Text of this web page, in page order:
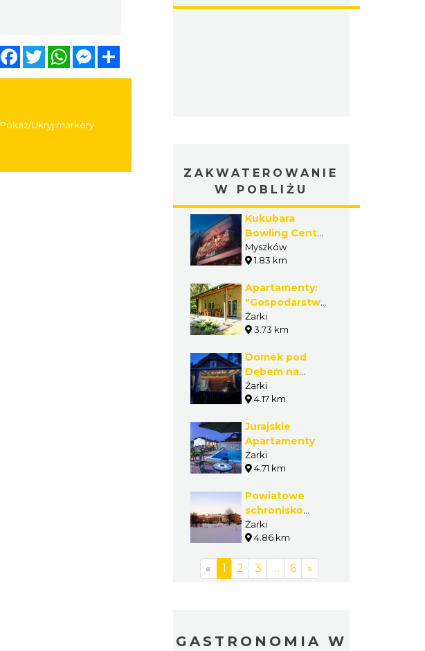
FacebookTwitterWhatsAppMessenger
Pokaż/Ukryj markery
ZAKWATEROWANIE
W POBLIŻU
Kukubara
Bowling Center
& Hotel
Myszków
1.83 km
Apartamenty:
"Gospodarstwo
Agroturystyczne
Uroczysko
Żarki
3.73 km
Domek pod
Dębem na
Jurze
Żarki
4.17 km
Jurajskie
Apartamenty
Żarki
4.71 km
Powiatowe
schronisko
młodzieżowe
(czynne VII-VIII)
Żarki
4.86 km
« 1 2 3 … 6 »
GASTRONOMIA W